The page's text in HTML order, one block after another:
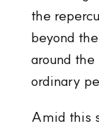
the
beyond
around
ordinary
Amid this